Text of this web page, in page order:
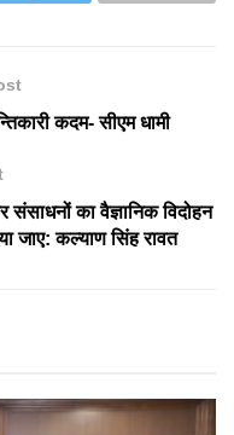
कदम- सीएम धामी
का वैज्ञानिक विदोहन
जाए: कल्याण सिंह रावत